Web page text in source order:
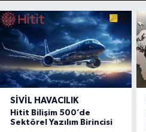
SIVIL HAVACILIK
Hitit Bilişim 500’de
Sektörel Yazılım Birincisi